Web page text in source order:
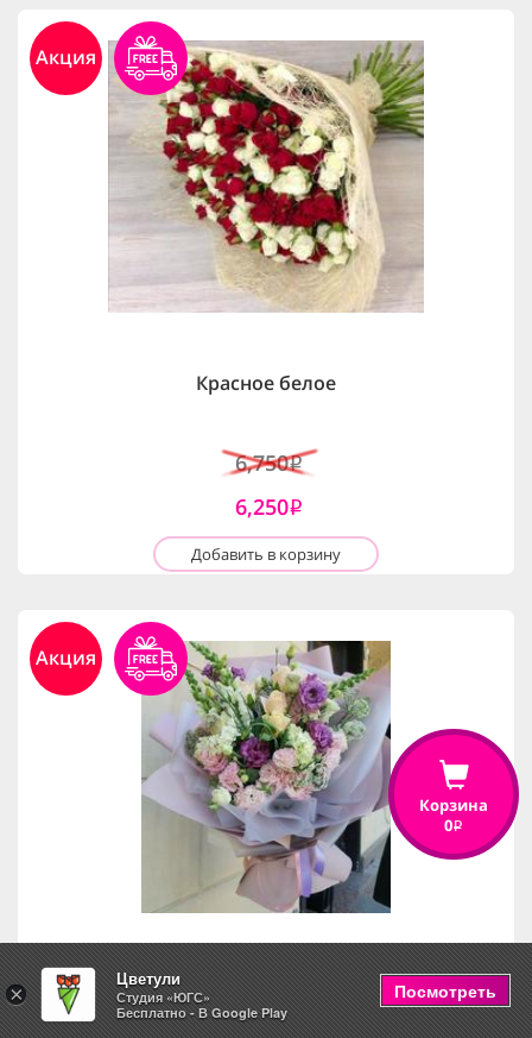
Акция
Красное белое
6,750i
6,250i
Добавить в корзину
Акция
Чудесный день
Корзина
0i
×
Цветули
Студия «ЮГС»
Бесплатно - В Google Play
Посмотреть